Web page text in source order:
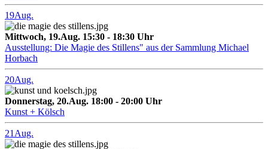
19Aug.
Mittwoch, 19.Aug. 15:30 - 18:30 Uhr
Ausstellung: Die Magie des Stillens" aus der Sammlung Michael
Horbach
20Aug.
Donnerstag, 20.Aug. 18:00 - 20:00 Uhr
Kunst + Kölsch
21 Aug.